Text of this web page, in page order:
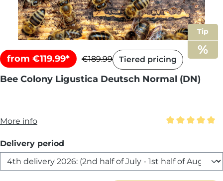
Tip
from €119.99* €189.99 Tiered pricing
Bee Colony Ligustica Deutsch Normal (DN)
More info
Select
Delivery period